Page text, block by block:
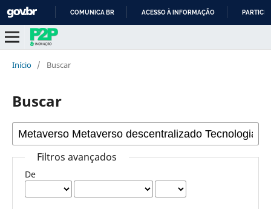
COMUNICA BR ACESSO À INFORMAÇÃO
Início / Buscar
Buscar
Filtros avançados
De